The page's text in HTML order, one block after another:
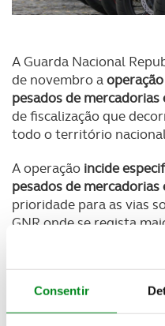
Consentir
A Guarda Nacional
de novembro a
pesados de mercadorias
de fiscalização que
todo o território
A operação incide
pesados de mercadorias
prioridade para as vias
GNR onde se regista
Oobjetivo central é
legislação europeia e
segurançano transporte